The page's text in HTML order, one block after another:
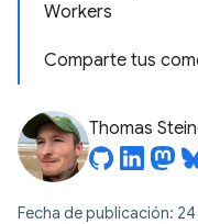
Workers
Comparte tus
Thomas
Fecha de publicación: